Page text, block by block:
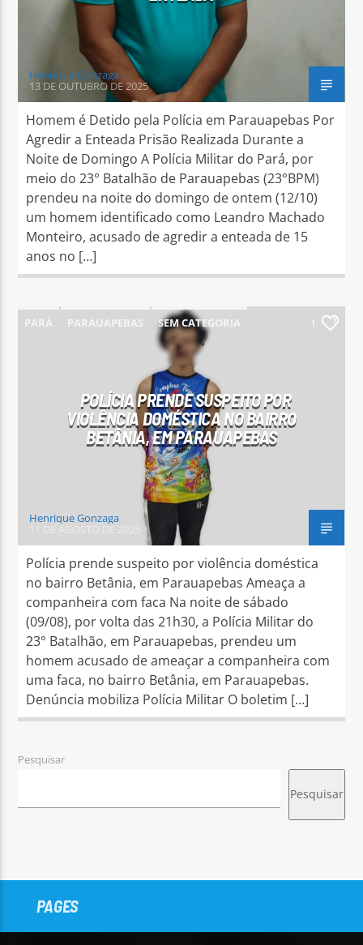
Henrique Gonzaga
13 DE OUTUBRO DE 2025
Homem é Detido pela Polícia em Parauapebas Por
Agredir a Enteada Prisão Realizada Durante a
Noite de Domingo A Polícia Militar do Pará, por
meio do 23° Batalhão de Parauapebas (23°BPM)
prendeu na noite do domingo de ontem (12/10)
um homem identificado como Leandro Machado
Monteiro, acusado de agredir a enteada de 15
anos no […]
PARÁ PARAUAPEBAS SEM CATEGORIA 1
POLÍCIA PRENDE SUSPEITO POR
VIOLÊNCIA DOMÉSTICA NO BAIRRO
BETÂNIA, EM PARAUAPEBAS
Henrique Gonzaga
Polícia prende suspeito por violência doméstica
no bairro Betânia, em Parauapebas Ameaça a
companheira com faca Na noite de sábado
(09/08), por volta das 21h30, a Polícia Militar do
23° Batalhão, em Parauapebas, prendeu um
homem acusado de ameaçar a companheira com
uma faca, no bairro Betânia, em Parauapebas.
Denúncia mobiliza Polícia Militar O boletim […]
Pesquisar
Pesquisar
PAGES